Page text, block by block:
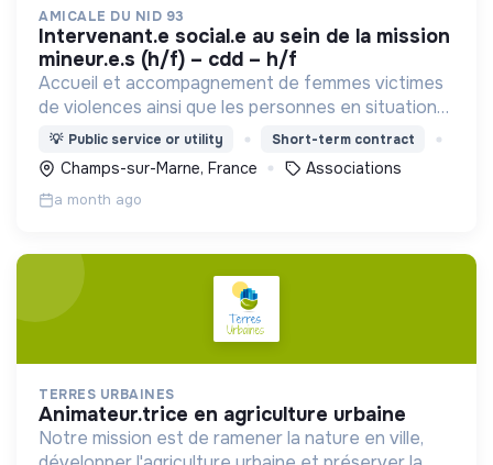
AMICALE DU NID 93
intervenant.e social.e au sein de la mission
mineur.e.s (h/f) – cdd – h/f
Accueil et accompagnement de femmes victimes
de violences ainsi que les personnes en situation
de grande précarité, dans une démarche fondée
sur le respect, la solidarité et l’inclusion.
💡 Public service or utility Short-term contract
Champs-sur-Marne, France Associations
a month ago
TERRES URBAINES
animateur.trice en agriculture urbaine
Notre mission est de ramener la nature en ville,